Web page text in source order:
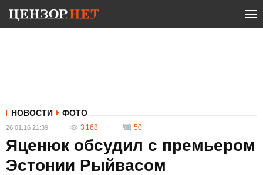
НОВОСТИ ФОТО
26.01.16 21:39 3 168 50
Яценюк обсудил с премьером
Эстонии Рыйвасом